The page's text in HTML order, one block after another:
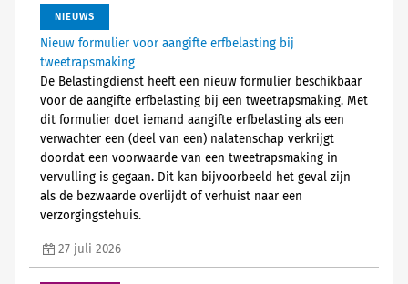
NIEUWS
Nieuw formulier voor aangifte erfbelasting bij
tweetrapsmaking
De Belastingdienst heeft een nieuw formulier beschikbaar
voor de aangifte erfbelasting bij een tweetrapsmaking. Met
dit formulier doet iemand aangifte erfbelasting als een
verwachter een (deel van een) nalatenschap verkrijgt
doordat een voorwaarde van een tweetrapsmaking in
vervulling is gegaan. Dit kan bijvoorbeeld het geval zijn
als de bezwaarde overlijdt of verhuist naar een
verzorgingstehuis.
27 juli 2026